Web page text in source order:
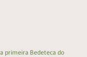
primeira Bedeteca do